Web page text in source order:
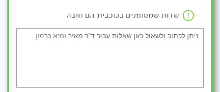
שדות שמסומנים בכוכבית הם חובה